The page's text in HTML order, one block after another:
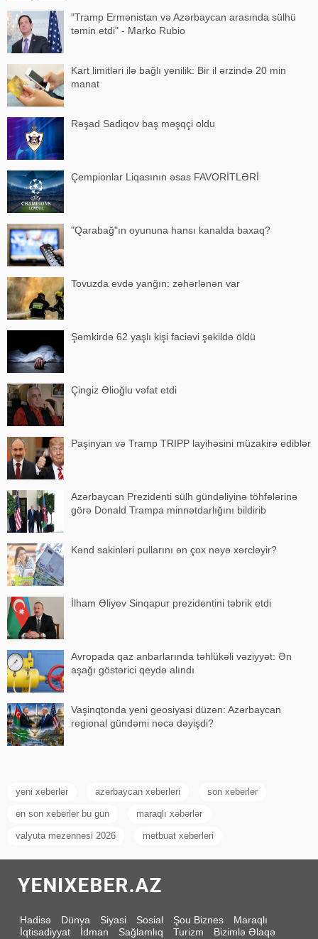
"Tramp Ermənistan və Azərbaycan arasında sülhü
təmin etdi" - Marko Rubio
Kart limitləri ilə bağlı yenilik: Bir il ərzində 20 min
manat
Rəşad Sadiqov baş məşqçi oldu
Çempionlar Liqasının əsas FAVORİTLƏRİ
"Qarabağ"ın oyununa hansı kanalda baxaq?
Tovuzda evdə yanğın: zəhərlənən var
Şəmkirdə 62 yaşlı kişi faciəvi şəkildə öldü
Çingiz Əlioğlu vəfat etdi
Paşinyan və Tramp TRIPP layihəsini müzakirə ediblər
Azərbaycan Prezidenti sülh gündəliyinə töhfələrinə
görə Donald Trampa minnətdarlığını bildirib
Kənd sakinləri pullarını ən çox nəyə xərcləyir?
İlham Əliyev Sinqapur prezidentini təbrik etdi
Avropada qaz anbarlarında təhlükəli vəziyyət: Ən
aşağı göstərici qeydə alındı
Vaşinqtonda yeni geosiyasi düzən: Azərbaycan
regional gündəmi necə dəyişdi?
yeni xeberler azerbaycan xeberleri son xeberler
en son xeberler bu gun maraqlı xəbərlər
valyuta mezennesi 2026 metbuat xeberleri
Hadisə Dünya Siyasi Sosial Şou Biznes
Maraqlı
İqtisadiyyat
İdman Sağlamlıq Turizm Bizimlə Əlaqə